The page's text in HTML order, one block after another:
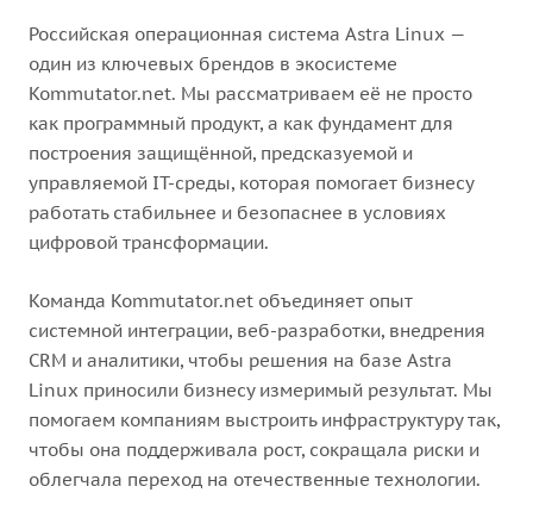
Российская операционная система Astra Linux —
один из ключевых брендов в экосистеме
Kommutator.net. Мы рассматриваем её не просто
как программный продукт, а как фундамент для
построения защищённой, предсказуемой и
управляемой IT-среды, которая помогает бизнесу
работать стабильнее и безопаснее в условиях
цифровой трансформации.
Команда Kommutator.net объединяет опыт
системной интеграции, веб-разработки, внедрения
CRM и аналитики, чтобы решения на базе Astra
Linux приносили бизнесу измеримый результат. Мы
помогаем компаниям выстроить инфраструктуру так,
чтобы она поддерживала рост, сокращала риски и
облегчала переход на отечественные технологии.